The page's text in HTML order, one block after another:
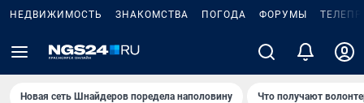
НЕДВИЖИМОСТЬ ЗНАКОМСТВА ПОГОДА ФОРУМЫ
Новая сеть Шнайдеров поредела наполовину Что получают